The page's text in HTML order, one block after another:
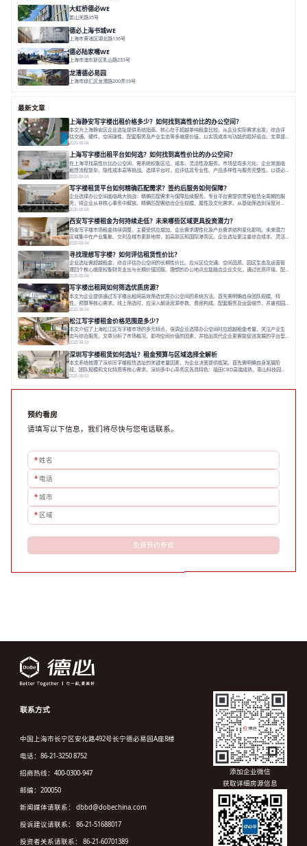
大虹桥德必WE
娄山关路35号
德必上海书城WE
上海市黄浦区湖北路136号
德必陆家嘴WE
上海市浦东新区乳山路233号
龙漕德必易园
上海市徐汇区龙漕路200弄19号
最新文章
上海静安写字楼出租价格多少？如何找到高性价比的办公空间？
本文为上海静安区企业选址提供系统指南。核心在于超越单纯租金比较，从企业实际需求出发，综合评
估交通、硬件、空间弹性、配套服务及产业生态等多维度价值，以实现成本与功能的挺好组合。文章提
出打破固定工位思维，采用精装灵活空间与共享配套以提升性价比，并通过不同规模企业的实际案例加
以说明。之后指出，专业运营服务商提供的稳定环境、社群活动与产业集聚等增值服务，是很大化空间
价值、助力企业成长的关键。对于许多在
2026-08-04
上海写字楼出租平台如何选？如何找到高性价比的办公空间？
在上海寻找高性价比办公空间，需系统权衡区位、成本、灵活性及服务。市场呈现多元化，企业常面临
租赁流程复杂、隐性成本高等挑战。选择平台时，应评估其专业性、产品多样性与服务完整性。以德必
为例，其提供从空间到生态的解决方案，通过特色园区、灵活产品和丰富配套，满足不同企业需求。企
业应明确自身需求，实地考察，选择能支持长期发展、提升竞争力的办公空间。在上海寻找合适的办公
空间，对于企业行政负责人、中小企业主
2026-08-04
写字楼租赁平台如何精确匹配需求？签约后服务如何保障？
企业选择办公空间面临两大挑战：精确匹配需求与保障后续服务。专业平台需提供贯穿租赁全周期的服
务，将企业从非核心事务中解放。精确匹配需结合企业规模、属性及文化需求，从基础筛选到深度对
接；签约后则需构建覆盖硬件运维、共享配套及专业物业的全周期保障体系。德必集团通过标准化服务
与个性化运营结合，以全国布局和产业生态圈为企业提供稳定支持，体现了从信息撮合到深度服务的能
力转变。在为企业寻找办公空间的过程中，
2026-08-04
西安写字楼租金为何持续走低？未来哪些区域更具投资潜力？
西安写字楼市场租金持续调整，主要受供应增加、企业需求理性化及产业需求结构变化影响。未来潜力
区域集中在产业集聚、交利及城市更新地带，如高新区和国际港务区。企业选址更注重综合成本、灵活
性与员工体验，倾向于提供全包式服务的办公空间。专业运营方通过空间优化与社群服务，助力企业成
长，推动市场向多元化、高性价比方向发展。近年来，西安写字楼市场呈现出租金持续调整的态势，这
一现象引发了的广泛关注。作为西部重要
2026-08-04
寻找理想写字楼？如何评估租赁性价比？
企业选址需超越租金，综合评估办公空间的长期性价比。应从区位交通、空间品质、园区生态及运营管
理四个核心维度权衡财务支出与长期价值回报。理想的办公地点应能融合企业文化，通过优质环境、配
套服务及社群资源赋能业务增长，实现成本与价值的平衡。对于许多正在成长或寻求稳定发展的企业而
言，寻找一处合适的办公空间是一项至关重要的决策。这不仅关系到团队的日常工作效率与协作氛围，
更直接影响着企业的品牌形象、运营成本
2026-08-04
写字楼出租网如何筛选优质房源？
本文为企业提供通过写字楼出租网高效筛选优质办公空间的系统方法。首先需明确自身团队规模、特
性、预算等核心需求。线上筛选时，应深入解读房源参数、费用构成、配套服务及运营细节，并重视园
区产业生态与交通区位价值。同时，需考察运营方的品牌背景与持续服务能力。完成线上初选后，必须
进行线下实地验证，核对空间实景、测试设施、感受园区氛围并确认合同条款，从而做出精确决策。在
数字化时代，写字楼出租网已成为企业寻找
2026-08-04
松江写字楼租金价格范围是多少？
本文介绍了上海松江区写字楼市场的多元特点，强调企业选择办公空间时应超越租金考量，关注产业生
态与综合服务。文章分析了市场概况、影响空间价值的因素，并指出现代企业更需能促进发展的平台型
空间。之后，以德必集团为例，说明运营方如何通过构建服务生态助力企业成长，建议企业系统评估需
求与长期价值，选择匹配的发展载体。对于许多寻求在上海松江区设立或扩展办公空间的企业而言，了
解该区域的写字楼市场概况是决策的首先
2026-08-03
深圳写字楼租赁如何选址？租金预算与区域选择全解析
本文系统梳理了深圳写字楼租赁选址的关键考量因素，为企业决策提供框架。首先需明确自身发展阶
段、团队规模和文化特质等核心需求。深圳多中心商务区各具特色：福田CBD高端成熟，南山科技园创
新活力强，前海具政策优势。除传统写字楼外，创意产业园注重生态与社群，适合文创、科技类企业。
款。选址是综合性战略决策，旨在让办公
2026-08-03
预约看房
请填写以下信息，我们将尽快与您电话联系。
*姓名
* 电话
*城市
* 区域
免费预约参观
联系方式
中国上海市长宁区安化路492号长宁德必易园A座8楼
电话：86-21-3250 8752
招商热线：400-0300-947
邮编：200050
新闻媒体请联系： dbbd@dobechina.com
投诉建议请联系： 86-21-51688017
投资者关系请联系： 86-21-60701389
添加企业微信
获取详细房源信息